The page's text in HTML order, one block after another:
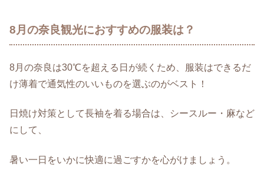
8月の奈良観光におすすめの服装は？
8月の奈良は30℃を超える日が続くため、服装はできるだ
け薄着で通気性のいいものを選ぶのがベスト！
日焼け対策として長袖を着る場合は、シースルー・麻など
にして、
暑い一日をいかに快適に過ごすかを心がけましょう。